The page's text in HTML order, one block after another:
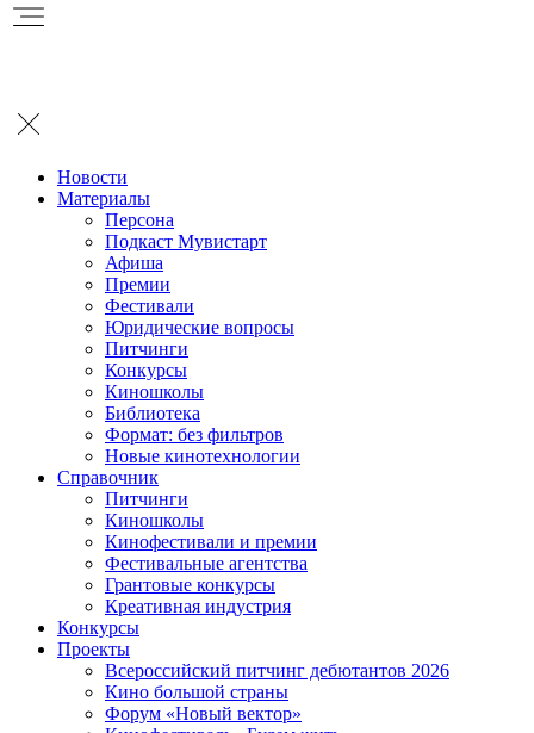
Новости
Материалы
Персона
Подкаст Мувистарт
Афиша
Премии
Фестивали
Юридические вопросы
Питчинги
Конкурсы
Киношколы
Библиотека
Формат: без фильтров
Новые кинотехнологии
Справочник
Питчинги
Киношколы
Кинофестивали и премии
Фестивальные агентства
Грантовые конкурсы
Креативная индустрия
Конкурсы
Проекты
Всероссийский питчинг дебютантов 2026
Кино большой страны
Форум «Новый вектор»